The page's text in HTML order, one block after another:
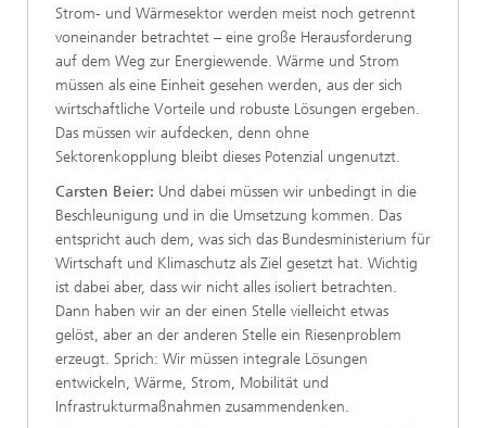
Strom- und Wärmesektor werden meist noch getrennt
voneinander betrachtet – eine große Herausforderung
auf dem Weg zur Energiewende. Wärme und Strom
müssen als eine Einheit gesehen werden, aus der sich
wirtschaftliche Vorteile und robuste Lösungen ergeben.
Das müssen wir aufdecken, denn ohne
Sektorenkopplung bleibt dieses Potenzial ungenutzt.
Carsten Beier: Und dabei müssen wir unbedingt in die
Beschleunigung und in die Umsetzung kommen. Das
entspricht auch dem, was sich das Bundesministerium für
Wirtschaft und Klimaschutz als Ziel gesetzt hat. Wichtig
ist dabei aber, dass wir nicht alles isoliert betrachten.
Dann haben wir an der einen Stelle vielleicht etwas
gelöst, aber an der anderen Stelle ein Riesenproblem
erzeugt. Sprich: Wir müssen integrale Lösungen
entwickeln, Wärme, Strom, Mobilität und
Infrastrukturmaßnahmen zusammendenken.